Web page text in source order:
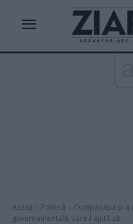
Acasă Politică
Cumpănașu și-
guvernamentală, care-l ajută să...